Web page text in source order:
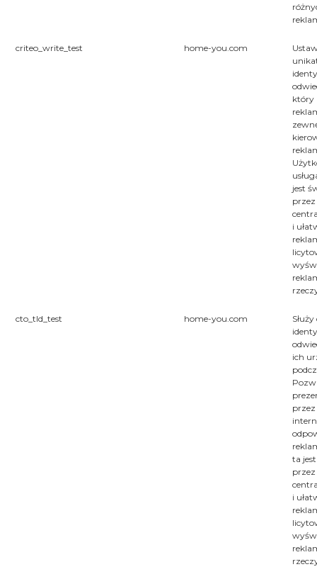
criteo_write_test home-you.com
który
jest
i
cto_tld_test home-you.com
Służy
ich
ta
i